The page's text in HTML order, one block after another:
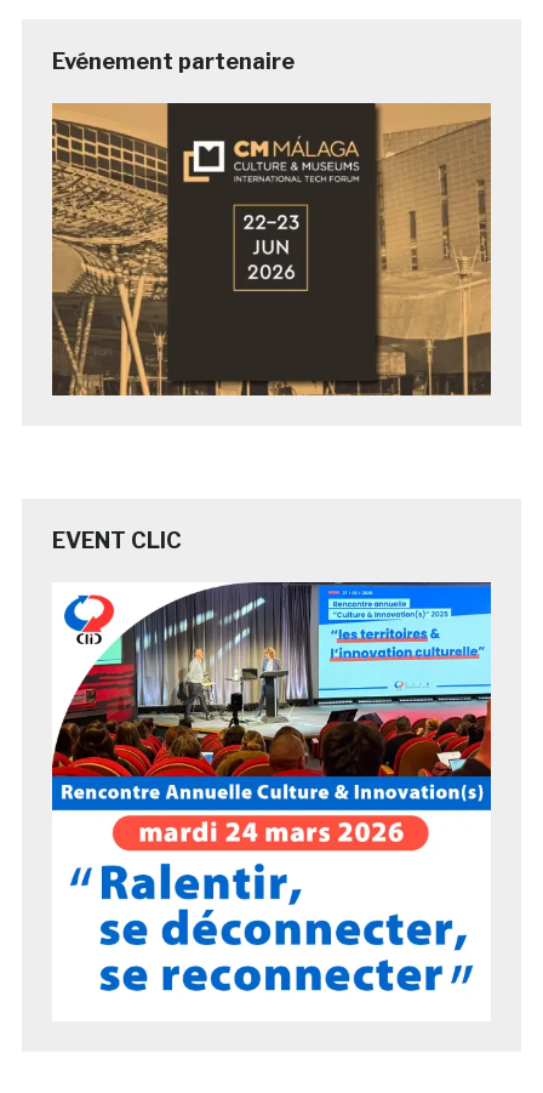
Evénement partenaire
EVENT CLIC